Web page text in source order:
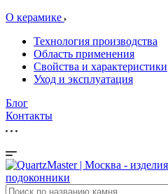
О керамике
Технология производства
Область применения
Свойства и характеристики
Уход и эксплуатация
Блог
Контакты